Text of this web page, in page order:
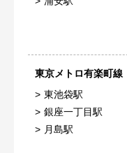
東京メトロ有楽町線
東池袋駅
銀座一丁目駅
月島駅